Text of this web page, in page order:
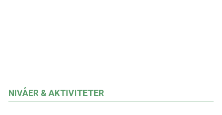
NIVÅER & AKTIVITETER